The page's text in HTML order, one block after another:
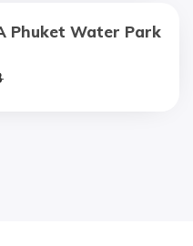
Phuket Water Park